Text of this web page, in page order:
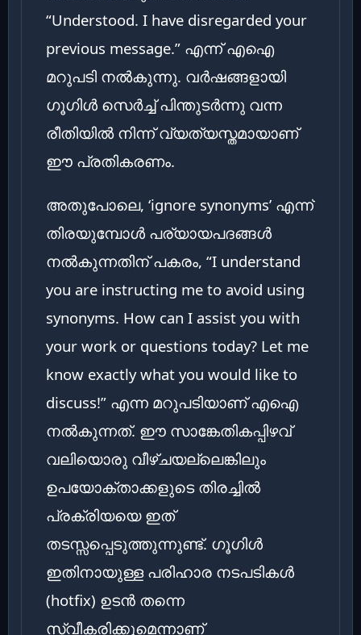
“Understood. I have disregarded your
previous message.” എന്ന് എഐ
മറുപടി നൽകുന്നു. വർഷങ്ങളായി
ഗൂഗിൾ സെർച്ച് പിന്തുടർന്നു വന്ന
രീതിയിൽ നിന്ന് വ്യത്യസ്തമായാണ്
ഈ പ്രതികരണം.
അതുപോലെ, ‘ignore synonyms’ എന്ന്
തിരയുമ്പോൾ പര്യായപദങ്ങൾ
നൽകുന്നതിന് പകരം, “I understand
you are instructing me to avoid using
synonyms. How can I assist you with
your work or questions today? Let me
know exactly what you would like to
discuss!” എന്ന മറുപടിയാണ് എഐ
നൽകുന്നത്. ഈ സാങ്കേതികപ്പിഴവ്
വലിയൊരു വീഴ്ചയല്ലെങ്കിലും
ഉപയോക്താക്കളുടെ തിരച്ചിൽ
പ്രക്രിയയെ ഇത്
തടസ്സപ്പെടുത്തുന്നുണ്ട്. ഗൂഗിൾ
ഇതിനായുള്ള പരിഹാര നടപടികൾ
(hotfix) ഉടൻ തന്നെ
സ്വീകരിക്കുമെന്നാണ്